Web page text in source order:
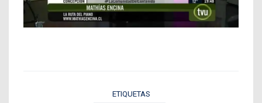
ETIQUETAS